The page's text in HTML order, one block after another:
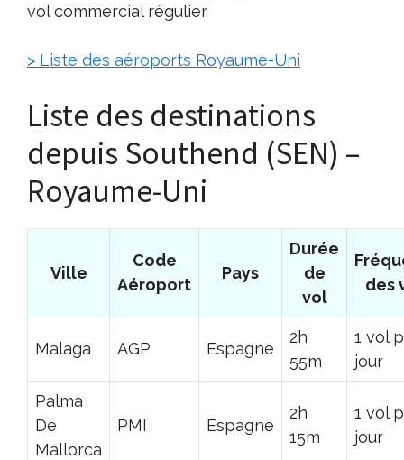
vol commercial régulier.
> Liste des aéroports Royaume-Uni
Liste des destinations
depuis Southend (SEN) –
Royaume-Uni
Ville
Code
Aéroport
Pays
Durée
de
vol
des
Malaga AGP Espagne
2h
55m
1 vol
jour
Palma
De
Mallorca
PMI Espagne
2h
15m
1 vol
jour